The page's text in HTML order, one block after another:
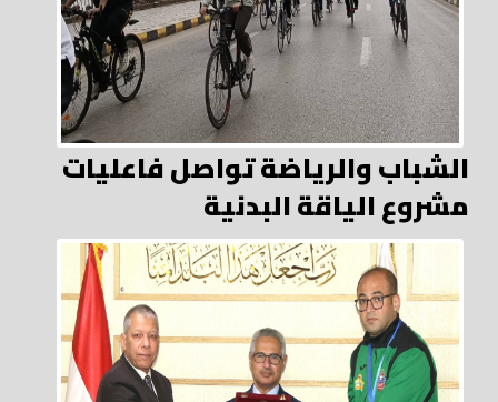
الشباب والرياضة تواصل فاعليات
مشروع الياقة البدنية